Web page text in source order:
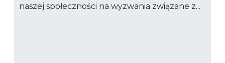
naszej społeczności na wyzwania związane z...